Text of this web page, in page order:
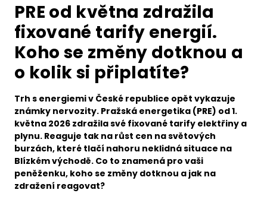
PRE od května zdražila
fixované tarify energií.
Koho se změny dotknou a
o kolik si připlatíte?
Trh s energiemi v České republice opět vykazuje
známky nervozity. Pražská energetika (PRE) od 1.
května 2026 zdražila své fixované tarify elektřiny a
plynu. Reaguje tak na růst cen na světových
burzách, které tlačí nahoru neklidná situace na
Blízkém východě. Co to znamená pro vaši
peněženku, koho se změny dotknou a jak na
zdražení reagovat?